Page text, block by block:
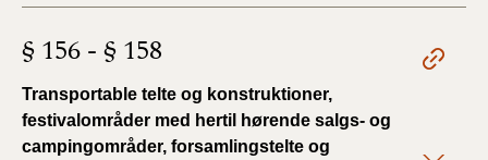
§ 156 - § 158
Transportable telte og konstruktioner,
festivalområder med hertil hørende salgs- og
campingområder, forsamlingstelte og